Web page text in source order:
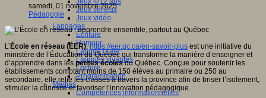
Jeux sérieux
Jeux vidéo
Langages
Ecriture
Humour
Langue orale
Langues vivantes
Lecture
Programmation
Médias
Compétences informationnelles
samedi, 01 novembre 2025
Pédagogie
L’ École en réseau (ÉER),https://eer.qc.ca/en-savoir-plus est une initiative du
ministère de l’Éducation du Québec qui transforme la manière d’enseigner et
d’apprendre dans les petites écolesdu Québec. Conçue pour soutenir les
établissements comptant moins de 150 élèves au primaire ou 250 au
secondaire, elle relie les classes à travers la province afin de briser l’isolement,
stimuler la curiosité et favoriser l’innovation pédagogique.